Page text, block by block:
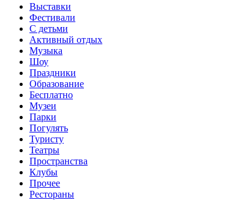
Выставки
Фестивали
С детьми
Активный отдых
Музыка
Шоу
Праздники
Образование
Бесплатно
Музеи
Парки
Погулять
Туристу
Театры
Пространства
Клубы
Прочее
Рестораны